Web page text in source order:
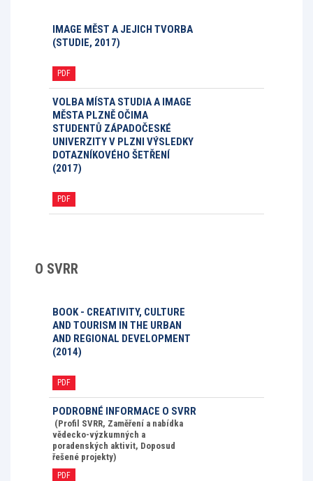
IMAGE MĚST A JEJICH TVORBA
(STUDIE, 2017)
PDF
VOLBA MÍSTA STUDIA A IMAGE
MĚSTA PLZNĚ OČIMA
STUDENTŮ ZÁPADOČESKÉ
UNIVERZITY V PLZNI VÝSLEDKY
DOTAZNÍKOVÉHO ŠETŘENÍ
(2017)
PDF
O SVRR
BOOK - CREATIVITY, CULTURE
AND TOURISM IN THE URBAN
AND REGIONAL DEVELOPMENT
(2014)
PDF
PODROBNÉ INFORMACE O SVRR
(Profil SVRR, Zaměření a nabídka
vědecko-výzkumných a
poradenských aktivit, Doposud
řešené projekty)
PDF